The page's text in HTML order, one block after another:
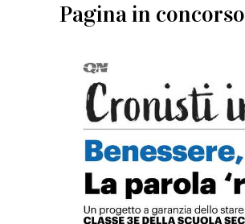
Pagina in concorso